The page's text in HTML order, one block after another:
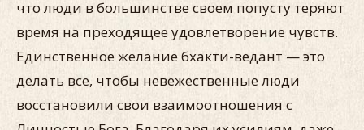
что люди в большинстве своем попусту теряют
время на преходящее удовлетворение чувств.
Единственное желание бхакти-ведант — это
делать все, чтобы невежественные люди
восстановили свои взаимоотношения с